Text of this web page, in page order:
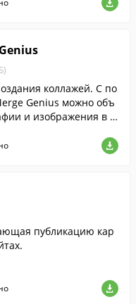
коллажей. С по
Genius можно объ
и изображения в е
отдельных
публикацию кар